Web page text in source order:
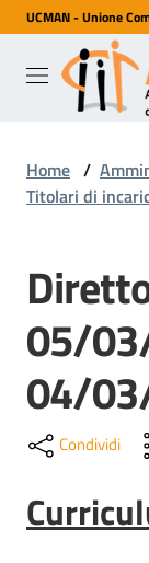
Vai al contenuto
Vai alla
Vai al footer
UCMAN - Unione
ASP
Azienda
Pubblica
Persona
dei
Comuni
Nord
Servizi
Chi
Home /
Titolari di
05/
04/
Condividi